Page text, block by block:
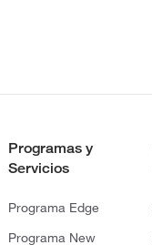
Programas y
Servicios
Programa Edge
Programa New